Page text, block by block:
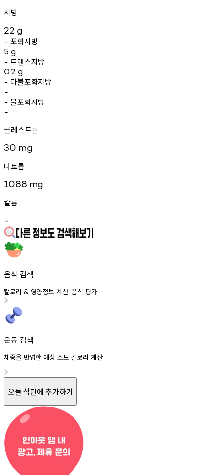
지방
22 g
- 포화지방
5 g
- 트랜스지방
0.2 g
- 다불포화지방
-
- 불포화지방
-
콜레스트롤
30 mg
나트륨
1088 mg
칼륨
-
음식 검색
칼로리 & 영양정보 계산, 음식 평가
운동 검색
체중을 반영한 예상 소모 칼로리 계산
오늘 식단에 추가하기